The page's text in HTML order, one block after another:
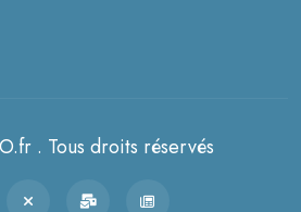
. Tous droits réservés